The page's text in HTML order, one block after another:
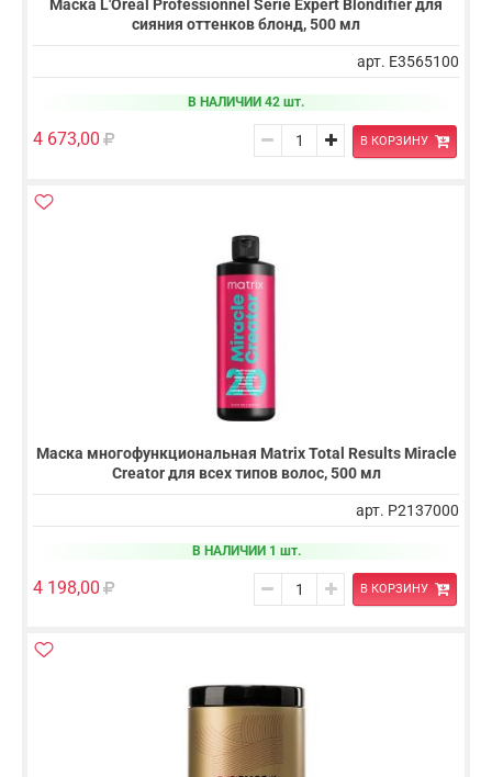
Маска L'Oreal Professionnel Serie Expert Blondifier для
сияния оттенков блонд, 500 мл
арт. E3565100
В НАЛИЧИИ 42 шт.
4 673,00 В КОРЗИНУ
Маска многофункциональная Matrix Total Results Miracle
Creator для всех типов волос, 500 мл
арт. P2137000
В НАЛИЧИИ 1 шт.
4 198,00 В КОРЗИНУ